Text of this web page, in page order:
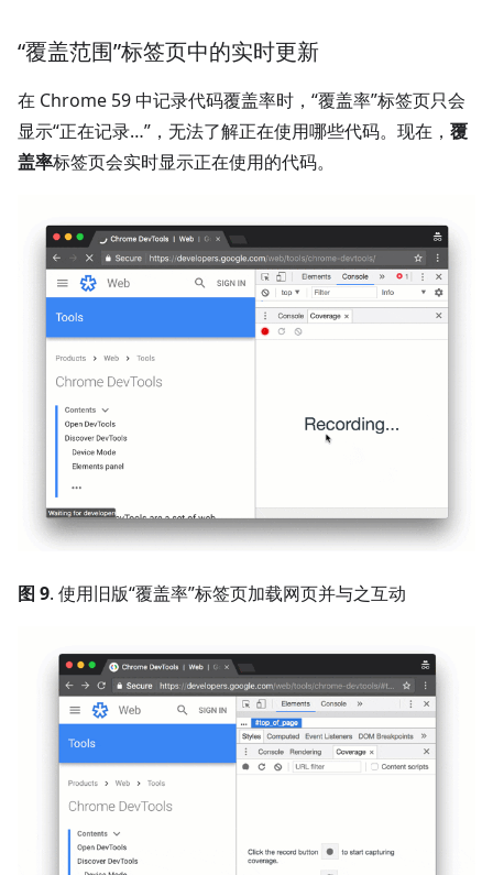
“覆盖范围”标签页中的实时更新
在 Chrome 59 中记录代码覆盖率时，“覆盖率”标签页只会
显示“正在记录…”，无法了解正在使用哪些代码。 现在， 覆
盖率标签页会实时显示正在使用的代码。
图 9. 使用旧版“覆盖率”标签页加载网页并与之互动